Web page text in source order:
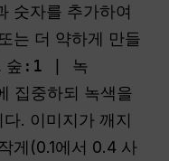
숫자를 추가하여
는 더 약하게 만들
숲:1 | 녹
집중하되 녹색을
. 이미지가 깨지
게(0.1에서 0.4 사